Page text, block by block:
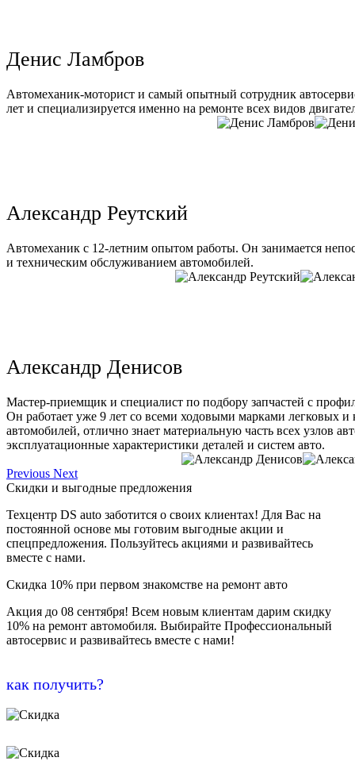
Денис Ламбров
Автомеханик-моторист и самый опытный сотрудник
лет и специализируется именно на ремонте всех видов
Александр Реутский
Автомеханик с 12-летним опытом работы. Он занимается
и техническим обслуживанием автомобилей.
Александр Денисов
Мастер-приемщик и специалист по подбору запчастей с
Он работает уже 9 лет со всеми ходовыми марками легковых и
автомобилей, отлично знает материальную часть всех узлов
эксплуатационные характеристики деталей и систем авто.
Previous Next
Скидки и выгодные предложения
Техцентр DS auto заботится о своих клиентах! Для Вас на
постоянной основе мы готовим выгодные акции и
спецпредложения. Пользуйтесь акциями и развивайтесь
вместе с нами.
Скидка 10% при первом знакомстве на ремонт авто
Акция до 08 сентября! Всем новым клиентам дарим скидку
10% на ремонт автомобиля. Выбирайте Профессиональный
автосервис и развивайтесь вместе с нами!
как получить?